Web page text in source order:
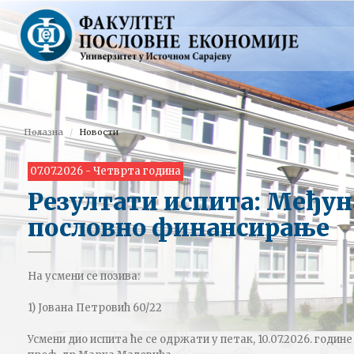
Полазна Новости
07.07.2026 - Четврта година
Резултати испита:
пословно финансирање
На усмени се позива:
1) Јована Петровић 60/22
Усмени дио испита ће се одржати у петак, 10.07.2026.